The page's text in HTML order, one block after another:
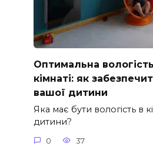
Оптимальна
кімнаті: як
вашої дитини
Яка має бути вологість в
дитини?
0 37